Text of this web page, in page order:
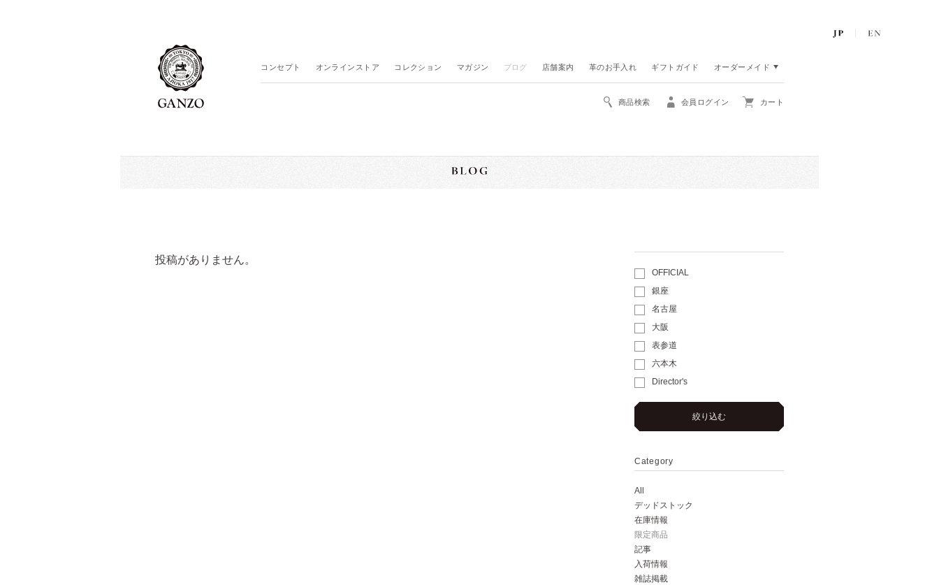
コンセプト オンラインストア コレクション マガジン ブログ 店舗案内 革のお手入れ ギフトガイド オーダーメイド
商品検索 会員ログイン カート
OFFICIAL
銀座
名古屋
大阪
表参道
六本木
Director's
絞り込む
Category
All
デッドストック
在庫情報
限定商品
記事
入荷情報
雑誌掲載
投稿がありません。